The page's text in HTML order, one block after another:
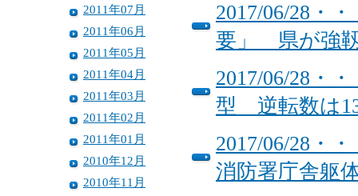
2011年07月
2011年06月
2011年05月
2011年04月
2011年03月
2011年02月
2011年01月
2010年12月
2010年11月
2017/06/28・
要」 県が強
2017/06/28・
型 逆転数は
2017/06/28・
消防署庁舎躯